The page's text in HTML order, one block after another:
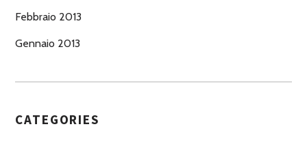
Febbraio 2013
Gennaio 2013
CATEGORIES